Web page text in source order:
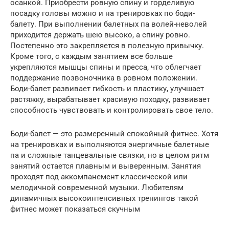
осанкой. Приобрести ровную спину и горделивую
посадку головы можно и на тренировках по боди-
балету. При выполнении балетных па волей-неволей
приходится держать шею высоко, а спину ровно.
Постепенно это закрепляется в полезную привычку.
Кроме того, с каждым занятием все больше
укрепляются мышцы спины и пресса, что облегчает
поддержание позвоночника в ровном положении.
Боди-балет развивает гибкость и пластику, улучшает
растяжку, вырабатывает красивую походку, развивает
способность чувствовать и контролировать свое тело.
Боди-балет — это размеренный спокойный фитнес. Хотя
на тренировках и выполняются энергичные балетные
па и сложные танцевальные связки, но в целом ритм
занятий остается плавным и выверенным. Занятия
проходят под аккомпанемент классической или
мелодичной современной музыки. Любителям
динамичных высокоинтенсивных тренингов такой
фитнес может показаться скучным